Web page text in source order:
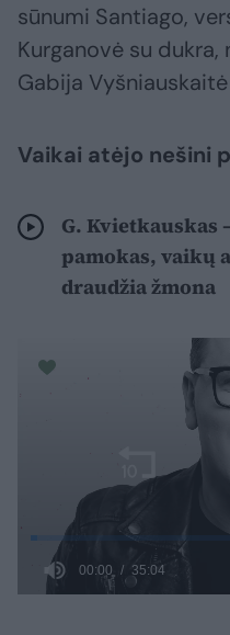
sūnumi Santiago,
Kurganovė su
Gabija
Vaikai atėjo nešini
G. Kvietkauskas
pamokas, vaikų
draudžia žmona